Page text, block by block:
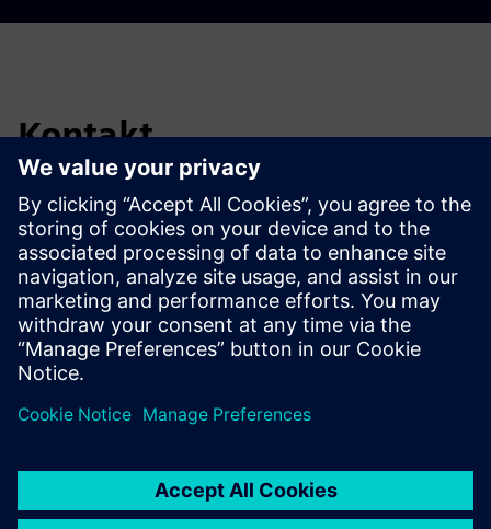
Kontakt
Siemensovim proizvodima i rješenjima, slobodno nas
kontaktirajte.
Kontaktirajte nas ovdje